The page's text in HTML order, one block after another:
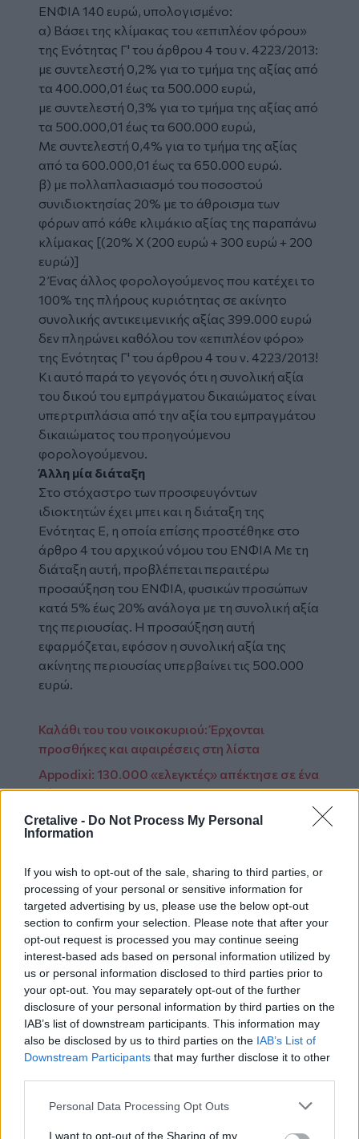
Cretalive - Do Not Process My Personal
Information
If you wish to opt-out of the sale, sharing to third parties, or
processing of your personal or sensitive information for
targeted advertising by us, please use the below opt-out
section to confirm your selection. Please note that after your
opt-out request is processed you may continue seeing
interest-based ads based on personal information utilized by
us or personal information disclosed to third parties prior to
your opt-out. You may separately opt-out of the further
disclosure of your personal information by third parties on the
IAB’s list of downstream participants. This information may
also be disclosed by us to third parties on the IAB’s List of
Downstream Participants that may further disclose it to other
Personal Data Processing Opt Outs
I want to opt-out of the Sharing of my
ΕΝΦΙΑ 140 ευρώ, υπολογισμένο:
α) Βάσει της κλίμακας του «επιπλέον φόρου»
της Ενότητας Γ' του άρθρου 4 του ν. 4223/2013:
με συντελεστή 0,2% για το τμήμα της αξίας από
τα 400.000,01 έως τα 500.000 ευρώ,
με συντελεστή 0,3% για το τμήμα της αξίας από
τα 500.000,01 έως τα 600.000 ευρώ,
Με συντελεστή 0,4% για το τμήμα της αξίας
από τα 600.000,01 έως τα 650.000 ευρώ.
β) με πολλαπλασιασμό του ποσοστού
συνιδιοκτησίας 20% με το άθροισμα των
φόρων από κάθε κλιμάκιο αξίας της παραπάνω
κλίμακας [(20% Χ (200 ευρώ + 300 ευρώ + 200
ευρώ)]
2 Ένας άλλος φορολογούμενος που κατέχει το
100% της πλήρους κυριότητας σε ακίνητο
συνολικής αντικειμενικής αξίας 399.000 ευρώ
δεν πληρώνει καθόλου τον «επιπλέον φόρο»
της Ενότητας Γ' του άρθρου 4 του ν. 4223/2013!
Κι αυτό παρά το γεγονός ότι η συνολική αξία
του δικού του εμπράγματου δικαιώματος είναι
υπερτριπλάσια από την αξία του εμπραγμάτου
δικαιώματος του προηγούμενου
φορολογούμενου.
Άλλη μία διάταξη
Στο στόχαστρο των προσφευγόντων
ιδιοκτητών έχει μπει και η διάταξη της
Ενότητας Ε, η οποία επίσης προστέθηκε στο
άρθρο 4 του αρχικού νόμου του ΕΝΦΙΑ Με τη
διάταξη αυτή, προβλέπεται περαιτέρω
προσαύξηση του ΕΝΦΙΑ, φυσικών προσώπων
κατά 5% έως 20% ανάλογα με τη συνολική αξία
της περιουσίας. Η προσαύξηση αυτή
εφαρμόζεται, εφόσον η συνολική αξία της
ακίνητης περιουσίας υπερβαίνει τις 500.000
ευρώ.
Καλάθι του του νοικοκυριού: Έρχονται
προσθήκες και αφαιρέσεις στη λίστα
Appodixi: 130.000 «ελεγκτές» απέκτησε σε ένα
μήνα η ΑΑΔΕ
Σύνοδος κορυφής: "Μάχη" για το όριο τιμών
στο φυσικό αέριο
Πηγή:naftemporiki.gr
Ακολουθήστε το Cretalive στοGoogle News
στο Facebook
Κάντε εγγραφή στο κανάλι μας στοYouTube